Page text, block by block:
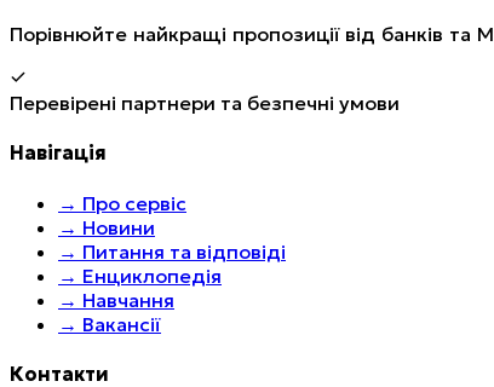
Порівнюйте найкращі пропозиції від банків
Перевірені партнери та безпечні умови
Навігація
→ Про сервіс
→ Новини
→ Питання та відповіді
→ Енциклопедія
→ Навчання
→ Вакансії
Контакти